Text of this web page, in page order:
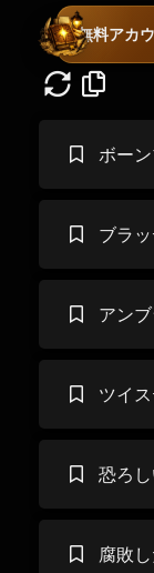
無料アカ
ボー
ブラ
アン
ツイ
恐ろ
腐敗